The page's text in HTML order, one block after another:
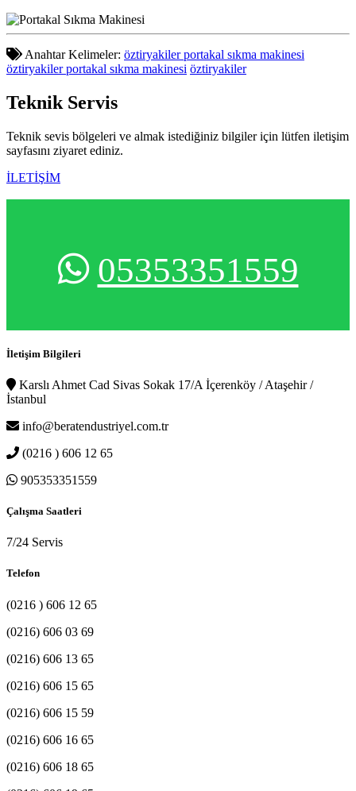
Anahtar Kelimeler: öztiryakiler portakal sıkma makinesi
öztiryakiler portakal sıkma makinesi öztiryakiler
Teknik Servis
Teknik sevis bölgeleri ve almak istediğiniz bilgiler için lütfen iletişim
sayfasını ziyaret ediniz.
İLETİŞİM
05353351559
İletişim Bilgileri
Karslı Ahmet Cad Sivas Sokak 17/A İçerenköy / Ataşehir /
İstanbul
info@beratendustriyel.com.tr
(0216 ) 606 12 65
905353351559
Çalışma Saatleri
7/24 Servis
Telefon
(0216 ) 606 12 65
(0216) 606 03 69
(0216) 606 13 65
(0216) 606 15 65
(0216) 606 15 59
(0216) 606 16 65
(0216) 606 18 65